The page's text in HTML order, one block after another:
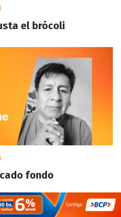
el brócoli
fondo